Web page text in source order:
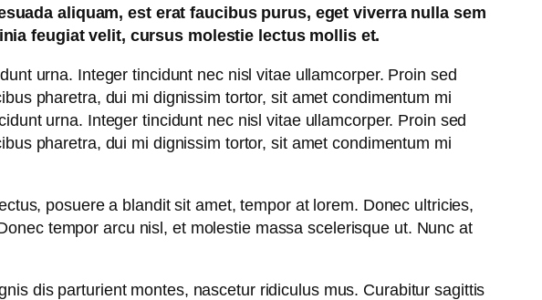
aliquam, est erat faucibus purus, eget viverra nulla sem
feugiat velit, cursus molestie lectus mollis et.
urna. Integer tincidunt nec nisl vitae ullamcorper. Proin sed
pharetra, dui mi dignissim tortor, sit amet condimentum mi
urna. Integer tincidunt nec nisl vitae ullamcorper. Proin sed
pharetra, dui mi dignissim tortor, sit amet condimentum mi
posuere a blandit sit amet, tempor at lorem. Donec ultricies,
tempor arcu nisl, et molestie massa scelerisque ut. Nunc at
dis parturient montes, nascetur ridiculus mus. Curabitur sagittis